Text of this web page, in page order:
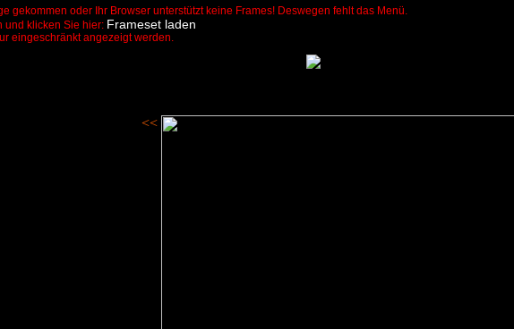
gekommen oder Ihr Browser unterstützt keine Frames! Deswegen fehlt das Menü.
und klicken Sie hier: Frameset laden
eingeschränkt angezeigt werden.
<<